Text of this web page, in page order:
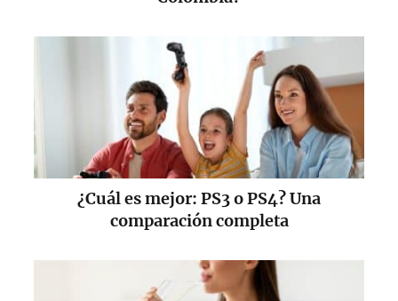
¿Cuál es mejor: PS3 o PS4? Una
comparación completa